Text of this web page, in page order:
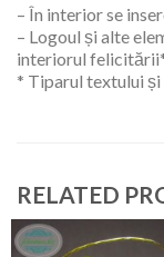
– În interior se
– Logoul și alte
interiorul
* Tiparul textului și
RELATED